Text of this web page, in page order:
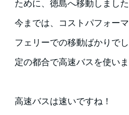
ために、徳島へ移動しました
今までは、コストパフォー
フェリーでの移動ばかりで
定の都合で高速バスを使いま
高速バスは速いですね！